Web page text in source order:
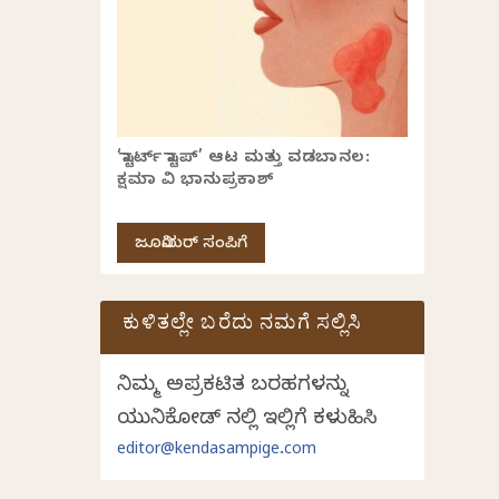
‘ಸ್ಟಾರ್ಟ್ ಸ್ಟಾಪ್’ ಆಟ ಮತ್ತು ವಡಬಾನಲ:
ಕ್ಷಮಾ ವಿ ಭಾನುಪ್ರಕಾಶ್
ಜೂನಿಯರ್ ಸಂಪಿಗೆ
ಕುಳಿತಲ್ಲೇ ಬರೆದು ನಮಗೆ ಸಲ್ಲಿಸಿ
ನಿಮ್ಮ ಅಪ್ರಕಟಿತ ಬರಹಗಳನ್ನು
ಯುನಿಕೋಡ್ ನಲ್ಲಿ ಇಲ್ಲಿಗೆ ಕಳುಹಿಸಿ
editor@kendasampige.com